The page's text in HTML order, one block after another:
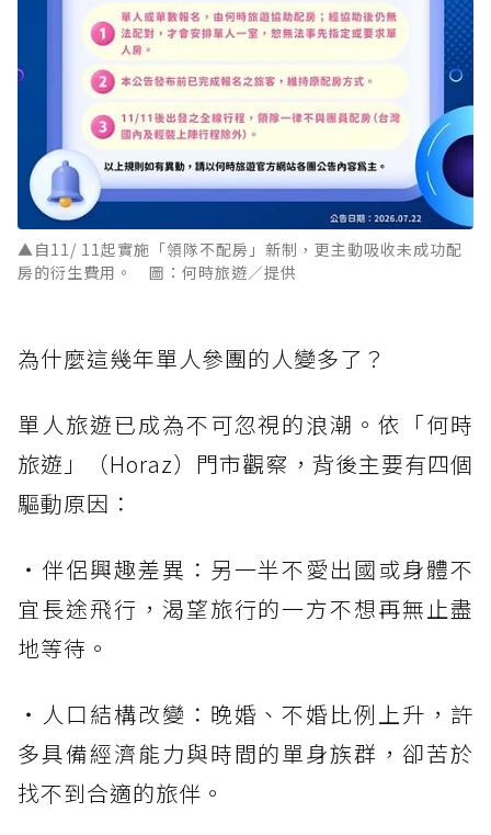
▲自11/ 11起實施「領隊不配房」新制，更主動吸收未成功配
房的衍生費用。 圖：何時旅遊／提供
為什麼這幾年單人參團的人變多了？
單人旅遊已成為不可忽視的浪潮。依「何時
旅遊」（Horaz）門市觀察，背後主要有四個
驅動原因：
・伴侶興趣差異：另一半不愛出國或身體不
宜長途飛行，渴望旅行的一方不想再無止盡
地等待。
・人口結構改變：晚婚、不婚比例上升，許
多具備經濟能力與時間的單身族群，卻苦於
找不到合適的旅伴。